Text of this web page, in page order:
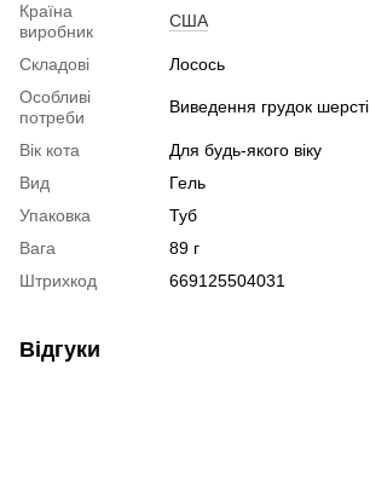
Країна
виробник
США
Складові
Лосось
Особливі
потреби
Виведення грудок шерсті
Вік кота
Для будь-якого віку
Вид
Гель
Упаковка
Туб
Вага
89 г
Штрихкод
669125504031
Відгуки